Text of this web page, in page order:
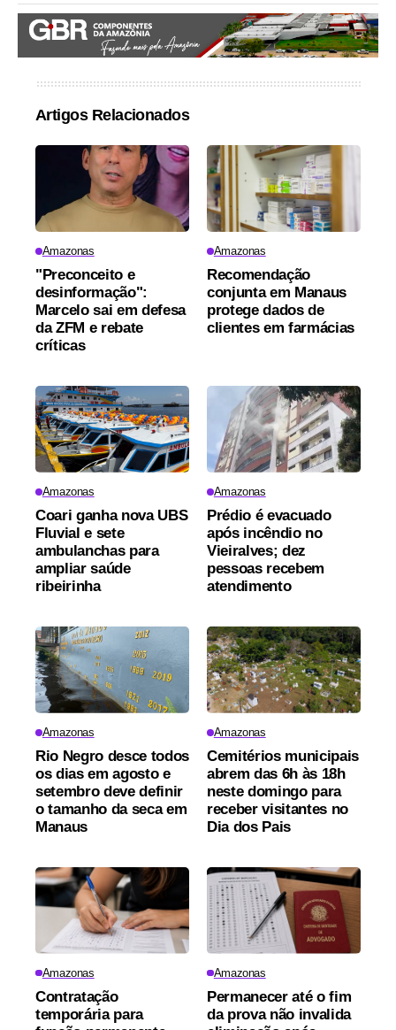
Artigos Relacionados
Amazonas
"Preconceito e
desinformação":
Marcelo sai em defesa
da ZFM e rebate
críticas
Amazonas
Recomendação
conjunta em Manaus
protege dados de
clientes em farmácias
Amazonas
Coari ganha nova UBS
Fluvial e sete
ambulanchas para
ampliar saúde
ribeirinha
Amazonas
Prédio é evacuado
após incêndio no
Vieiralves; dez
pessoas recebem
atendimento
Amazonas
Rio Negro desce todos
os dias em agosto e
setembro deve definir
o tamanho da seca em
Manaus
Amazonas
Cemitérios municipais
abrem das 6h às 18h
neste domingo para
receber visitantes no
Dia dos Pais
Amazonas
Contratação
temporária para
Amazonas
Permanecer até o fim
da prova não invalida